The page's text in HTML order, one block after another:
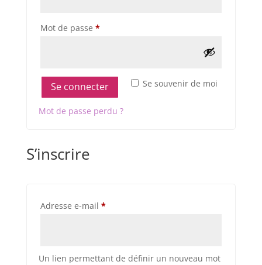
Mot de passe *Obligatoire
Se souvenir de moi
Se connecter
Mot de passe perdu ?
S’inscrire
Adresse e-mail *Obligatoire
Un lien permettant de définir un nouveau mot